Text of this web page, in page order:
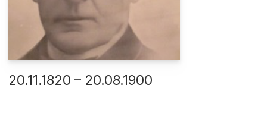
20.11.1820 – 20.08.1900